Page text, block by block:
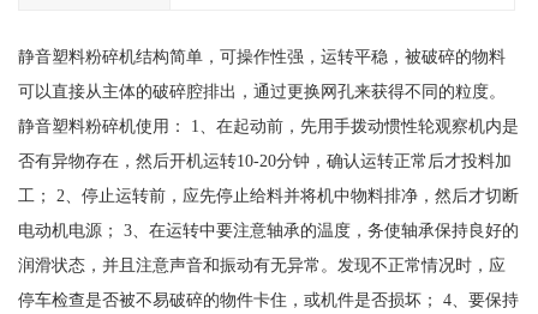
静音塑料粉碎机结构简单，可操作性强，运转平稳，被破碎的物料
可以直接从主体的破碎腔排出，通过更换网孔来获得不同的粒度。
静音塑料粉碎机使用： 1、在起动前，先用手拨动惯性轮观察机内是
否有异物存在，然后开机运转10-20分钟，确认运转正常后才投料加
工； 2、停止运转前，应先停止给料并将机中物料排净，然后才切断
电动机电源； 3、在运转中要注意轴承的温度，务使轴承保持良好的
润滑状态，并且注意声音和振动有无异常。发现不正常情况时，应
停车检查是否被不易破碎的物件卡住，或机件是否损坏； 4、要保持